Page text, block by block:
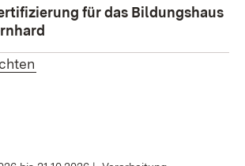
für das Bildungshaus